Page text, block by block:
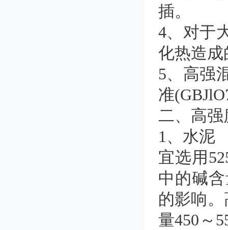
插。
4、对于
化热造
5、高强
准
二、高
1、水泥
宜选用
中的碱
的影响
量450～